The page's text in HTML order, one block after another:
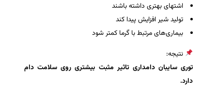
اشتهای بهتری داشته باشند
تولید شیر افزایش پیدا کند
بیماری‌های مرتبط با گرما کمتر شود
نتیجه:
توری سایبان دامداری تاثیر مثبت بیشتری روی سلامت دام
دارد.